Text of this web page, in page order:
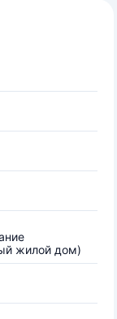
жилой дом)